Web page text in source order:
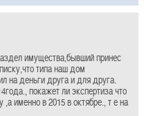
имущества,бывший принес
типа наш дом
на деньги друга и для друга.
покажет ли экспертиза что
именно в 2015 в октябре., т е на